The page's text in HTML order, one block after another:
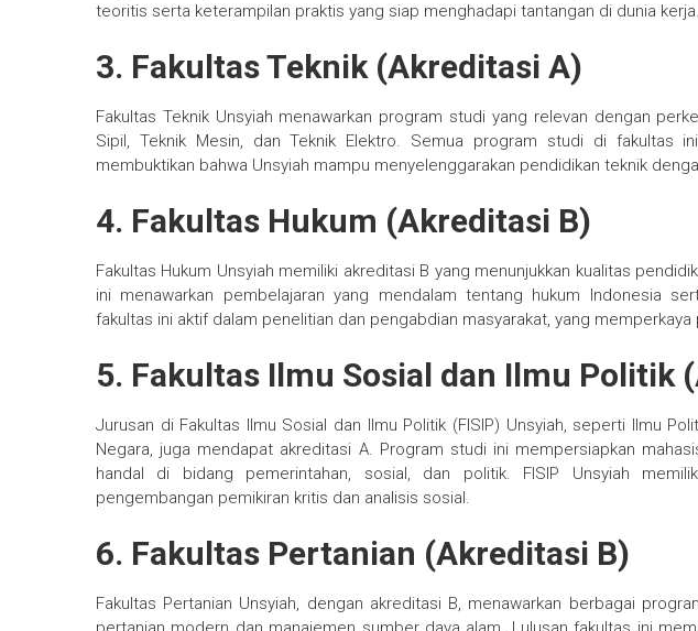
teoritis serta keterampilan praktis yang siap menghadapi tantangan di dunia kerja.
3. Fakultas Teknik (Akreditasi A)
Fakultas Teknik Unsyiah menawarkan program studi yang relevan dengan
Sipil, Teknik Mesin, dan Teknik Elektro. Semua program studi di fakultas
membuktikan bahwa Unsyiah mampu menyelenggarakan pendidikan teknik
4. Fakultas Hukum (Akreditasi B)
Fakultas Hukum Unsyiah memiliki akreditasi B yang menunjukkan kualitas
ini menawarkan pembelajaran yang mendalam tentang hukum Indonesia
fakultas ini aktif dalam penelitian dan pengabdian masyarakat, yang
5. Fakultas Ilmu Sosial dan Ilmu Politik
Jurusan di Fakultas Ilmu Sosial dan Ilmu Politik (FISIP) Unsyiah, seperti Ilmu
Negara, juga mendapat akreditasi A. Program studi ini mempersiapkan
handal di bidang pemerintahan, sosial, dan politik. FISIP Unsyiah
pengembangan pemikiran kritis dan analisis sosial.
6. Fakultas Pertanian (Akreditasi B)
Fakultas Pertanian Unsyiah, dengan akreditasi B, menawarkan berbagai